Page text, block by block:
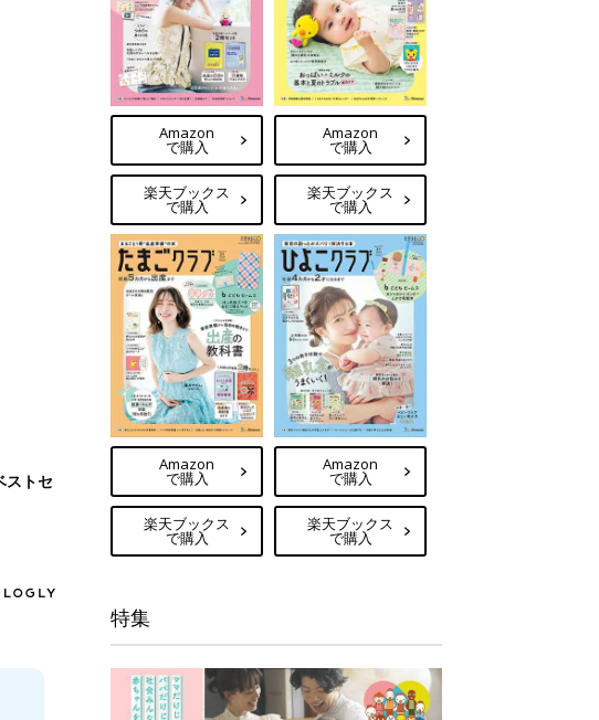
ストセ
Amazon
で購入
楽天ブックス
で購入
Amazon
で購入
楽天ブックス
で購入
Amazon
で購入
楽天ブックス
で購入
Amazon
で購入
楽天ブックス
で購入
特集